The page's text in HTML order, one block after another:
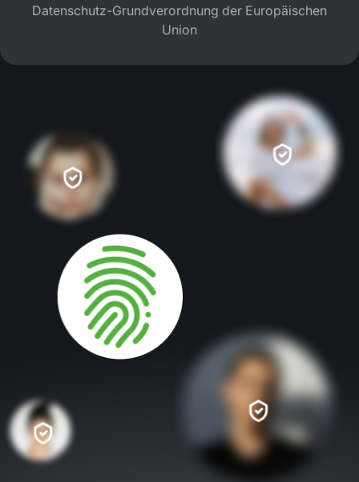
Datenschutz-Grundverordnung der Europäischen
Union